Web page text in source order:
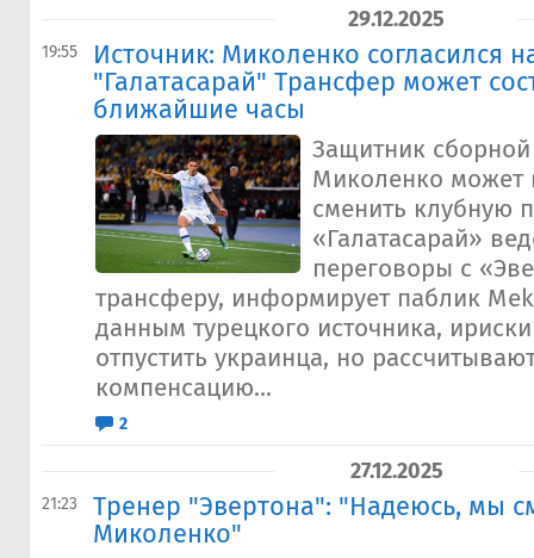
29.12.2025
19:55
Источник: Миколенко согласился
"Галатасарай" Трансфер может
ближайшие часы
Защитник
Миколенко может
сменить клубную
«Галатасарай»
переговоры с
трансферу, информирует паблик
данным турецкого источника,
отпустить украинца, но
компенсацию...
2
27.12.2025
21:23
Тренер "Эвертона": "Надеюсь, мы
Миколенко"